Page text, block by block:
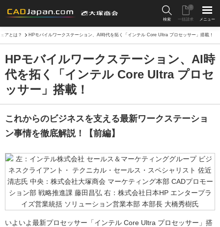
検索 一括請求
0
メニュー
アとは？ HPモバイルワークステーション、AI時代を拓く「インテル Core Ultra プロセッサー」搭載！
HPモバイルワークステーション、AI時
代を拓く「インテル Core Ultra プロセ
ッサー」搭載！
これからのビジネスを支える最新ワークステーショ
ン事情を徹底解説！【前編】
いよいよ最新プロセッサー「インテル Core Ultra プロセッサー」搭